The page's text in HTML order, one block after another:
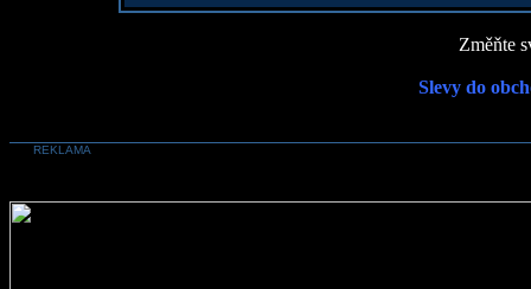
Změňte
Slevy do
REKLAMA